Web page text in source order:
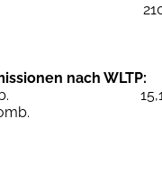
nach WLTP: